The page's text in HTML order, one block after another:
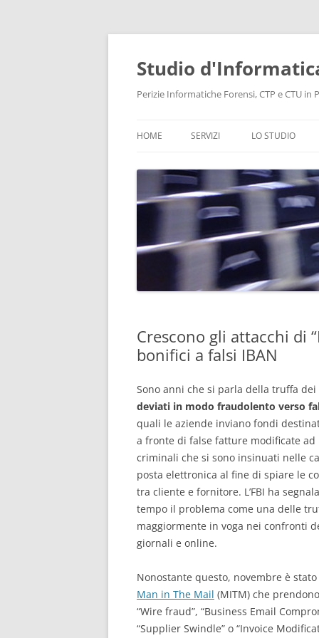
Vai
contenuto
Studio
Perizie Informatiche Forensi, CTP e CTU in
HOME SERVIZI
CONSULENZA INFORMATICA
PROTEZIONE DATI E PRIVACY
RECUPERO DATI
CONSULENTE INFORMATICO
FORENSE
LO STUDIO
Crescono gli attacchi di
bonifici a falsi IBAN
Sono anni che si parla della truffa dei
deviati in modo fraudolento verso
quali le aziende inviano fondi
a fronte di false fatture modificate ad
criminali che si sono insinuati nelle
posta elettronica al fine di spiare le
tra cliente e fornitore. L’FBI ha
tempo il problema come una delle
maggiormente in voga nei confronti
giornali e online.
Nonostante questo, novembre è
Man in The Mail (MITM) che
“Wire fraud”, “Business Email
“Supplier Swindle” o “Invoice